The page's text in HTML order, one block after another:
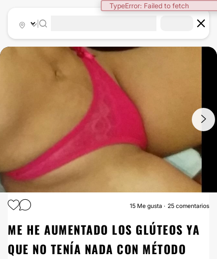
TypeError: Failed to fetch
AUMENTO GLÚTEOS
15 Me gusta 25 comentarios
ME HE AUMENTADO LOS GLÚTEOS YA
QUE NO TENÍA NADA CON MÉTODO